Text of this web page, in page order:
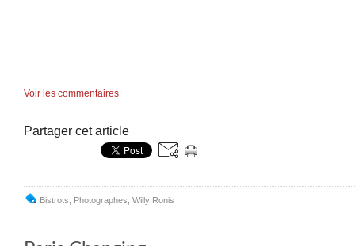
Voir les commentaires
Partager cet article
Bistrots Photographes Willy Ronis